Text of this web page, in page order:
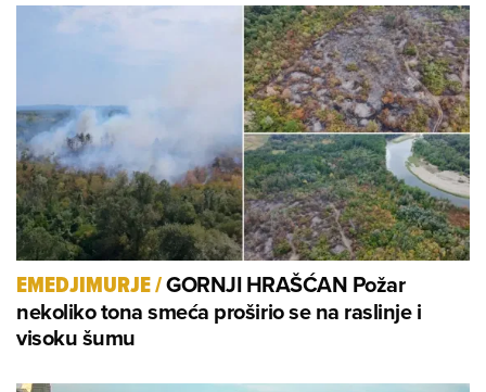
EMEDJIMURJE/GORNJI HRAŠĆAN Požar
nekoliko tona smeća proširio se na raslinje i
visoku šumu